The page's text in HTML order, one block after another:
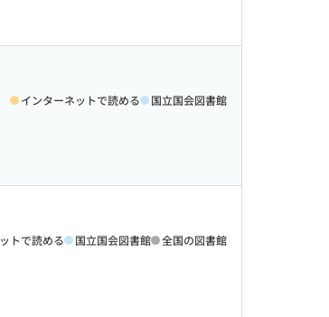
インターネットで読める 国立国会図書館
トで読める 国立国会図書館 全国の図書館